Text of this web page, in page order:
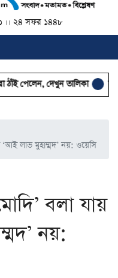
।। ২৪ সফর ১৪৪৮
দেখুন তালিকা ছুটিতেও
লাভ মুহাম্মদ’ নয়: ওয়েসি
বলা যায়
নয়: